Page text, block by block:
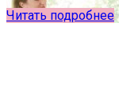
Читать подробнее